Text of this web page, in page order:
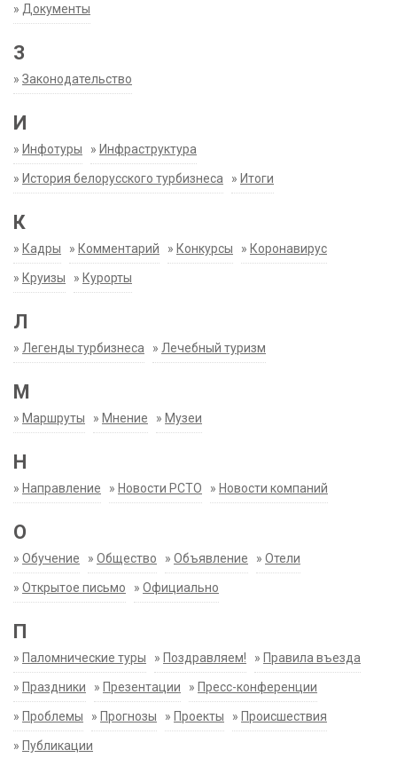
» Документы
З
» Законодательство
И
» Инфотуры » Инфраструктура
» История белорусского турбизнеса » Итоги
К
» Кадры » Комментарий » Конкурсы » Коронавирус
» Круизы » Курорты
Л
» Легенды турбизнеса » Лечебный туризм
М
» Маршруты » Мнение » Музеи
Н
» Направление » Новости РСТО » Новости компаний
О
» Обучение » Общество » Объявление » Отели
» Открытое письмо » Официально
П
» Паломнические туры » Поздравляем! » Правила въезда
» Праздники » Презентации » Пресс-конференции
» Проблемы » Прогнозы » Проекты » Происшествия
» Публикации